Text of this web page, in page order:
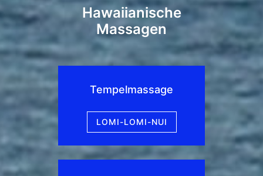
Hawaiianische
Massagen
Tempelmassage
LOMI-LOMI-NUI